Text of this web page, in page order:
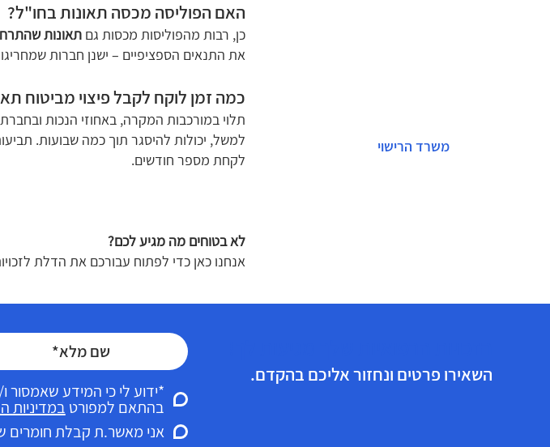
האם הפוליסה מכסה תאונות בחו"ל?
כן, רבות מהפוליסות מכסות גםתאונות
את התנאים הספציפיים – ישנן חברות
כמה זמן לוקח לקבל פיצוי מביטוח
תלוי במורכבות המקרה, באחוזי הנכות
למשל, יכולות להיסגר תוך כמה שבועות.
לקחת מספר חודשים.
לא בטוחים מה מגיע לכם?
אנחנו כאן כדי לפתוח עבורכם את הדלת
משרד הרישוי
השאירו פרטים ונחזור אליכם בהקדם.
*ידוע לי כי המידע שאמסור
בהתאם למפורט במדיניות
אני מאשר.ת קבלת חומרים